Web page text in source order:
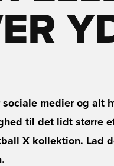
medier og alt
til det lidt større
X kollektion. Lad